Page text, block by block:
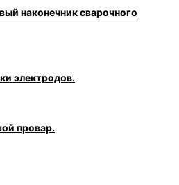
наконечник сварочного
электродов.
провар.